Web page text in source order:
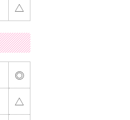
△
◎
△